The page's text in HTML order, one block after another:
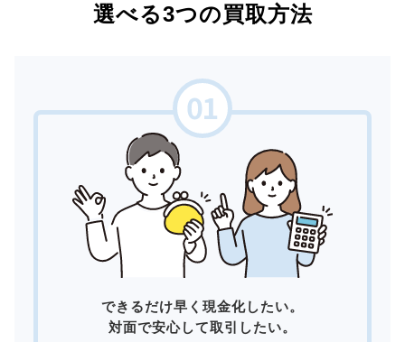
選べる3つの買取方法
できるだけ早く現金化したい。
対面で安心して取引したい。